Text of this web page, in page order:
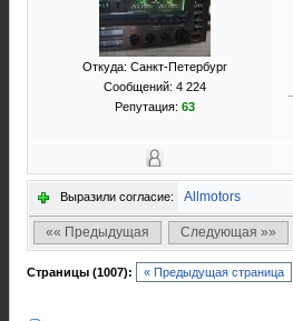
Откуда: Санкт-Петербург
Сообщений: 4 224
Репутация: 63
Выразили согласие: Allmotors
«« Предыдущая Следующая »»
Страницы (1007): « Предыдущая страница